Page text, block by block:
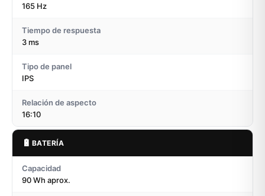
165 Hz
Tiempo de respuesta
3 ms
Tipo de panel
IPS
Relación de aspecto
16:10
🔋 BATERÍA
Capacidad
90 Wh aprox.